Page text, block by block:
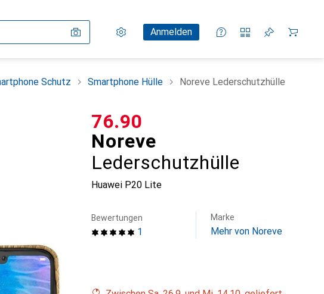
Einstellungen
KundenkontoAnmelden
Vergleichslisten
Merklisten
Warenkorb
Schutz Smartphone Hülle Noreve Lederschutzhülle
Noreve
Lederschutzhülle
Huawei P20 Lite
CHF
76.90
1
Bewertungen Marke
Mehr von Noreve